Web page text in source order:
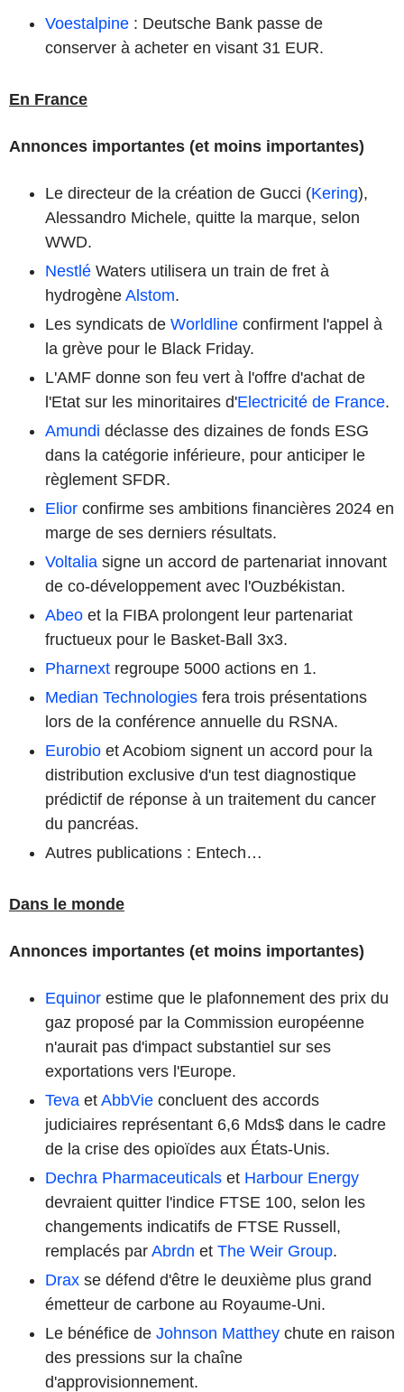
Voestalpine : Deutsche Bank passe de
conserver à acheter en visant 31 EUR.
En France
Annonces importantes (et moins importantes)
Le directeur de la création de Gucci (Kering),
Alessandro Michele, quitte la marque, selon
WWD.
Nestlé Waters utilisera un train de fret à
hydrogène Alstom.
Les syndicats de Worldline confirment l'appel à
la grève pour le Black Friday.
L'AMF donne son feu vert à l'offre d'achat de
l'Etat sur les minoritaires d'Electricité de France.
Amundi déclasse des dizaines de fonds ESG
dans la catégorie inférieure, pour anticiper le
règlement SFDR.
Elior confirme ses ambitions financières 2024 en
marge de ses derniers résultats.
Voltalia signe un accord de partenariat innovant
de co-développement avec l'Ouzbékistan.
Abeo et la FIBA prolongent leur partenariat
fructueux pour le Basket-Ball 3x3.
Pharnext regroupe 5000 actions en 1.
Median Technologies fera trois présentations
lors de la conférence annuelle du RSNA.
Eurobio et Acobiom signent un accord pour la
distribution exclusive d'un test diagnostique
prédictif de réponse à un traitement du cancer
du pancréas.
Autres publications : Entech…
Dans le monde
Annonces importantes (et moins importantes)
Equinor estime que le plafonnement des prix du
gaz proposé par la Commission européenne
n'aurait pas d'impact substantiel sur ses
exportations vers l'Europe.
Teva et AbbVie concluent des accords
judiciaires représentant 6,6 Mds$ dans le cadre
de la crise des opioïdes aux États-Unis.
Dechra Pharmaceuticals et Harbour Energy
devraient quitter l'indice FTSE 100, selon les
changements indicatifs de FTSE Russell,
remplacés par Abrdn et The Weir Group.
Drax se défend d'être le deuxième plus grand
émetteur de carbone au Royaume-Uni.
Le bénéfice de Johnson Matthey chute en raison
des pressions sur la chaîne
d'approvisionnement.